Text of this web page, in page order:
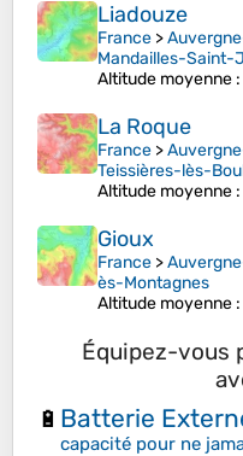
Liadouze
France >
Mandailles-Saint-
Altitude moyenne
La Roque
France >
Teissières-lès-
Altitude moyenne
Gioux
France >
ès-Montagnes
Altitude moyenne
Équipez-vous
🔋 Batterie
capacité pour ne